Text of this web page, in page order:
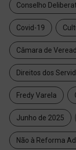
Conselho
Covid-19
Câmara de
Direitos dos
Fredy Varela
Junho de 2025
Não à Reforma